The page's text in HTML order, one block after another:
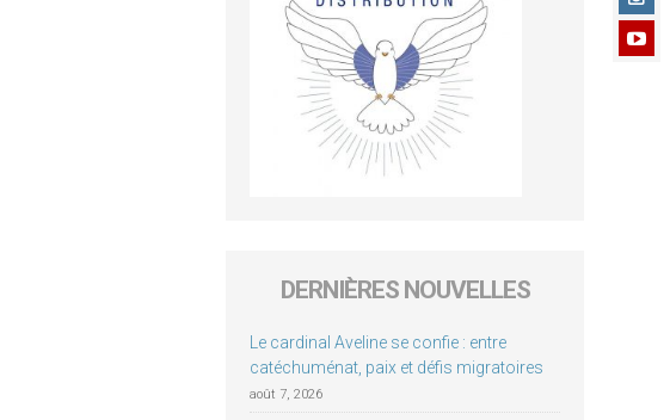
DERNIÈRES NOUVELLES
Le cardinal Aveline se confie : entre
catéchuménat, paix et défis migratoires
août 7, 2026